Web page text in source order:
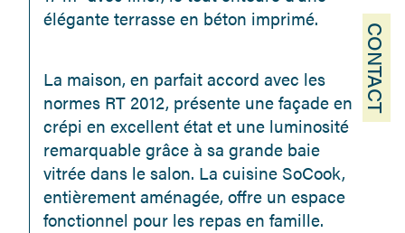
CONTACT
élégante terrasse en béton imprimé.
La maison, en parfait accord avec les
normes RT 2012, présente une façade en
crépi en excellent état et une luminosité
remarquable grâce à sa grande baie
vitrée dans le salon. La cuisine SoCook,
entièrement aménagée, offre un espace
fonctionnel pour les repas en famille.